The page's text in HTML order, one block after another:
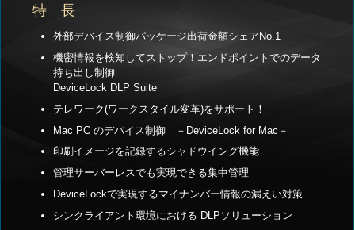
特 長
外部デバイス制御パッケージ出荷金額シェアNo.1
機密情報を検知してストップ！エンドポイントでのデータ
持ち出し制御
DeviceLock DLP Suite
テレワーク(ワークスタイル変革)をサポート！
Mac PC のデバイス制御 －DeviceLock for Mac－
印刷イメージを記録するシャドウイング機能
管理サーバーレスでも実現できる集中管理
DeviceLockで実現するマイナンバー情報の漏えい対策
シンクライアント環境における DLPソリューション